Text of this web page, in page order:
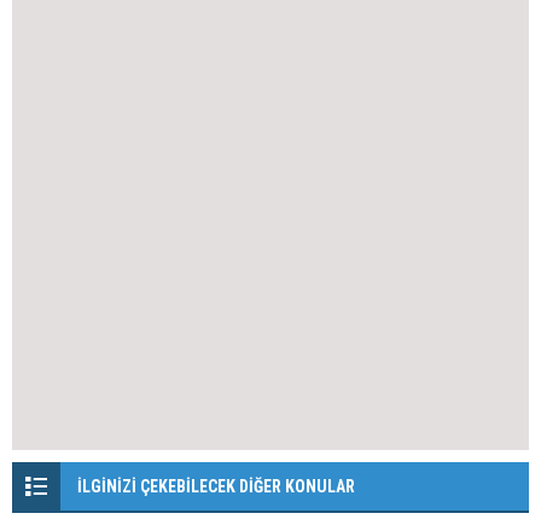
İLGİNİZİ ÇEKEBİLECEK DİĞER KONULAR